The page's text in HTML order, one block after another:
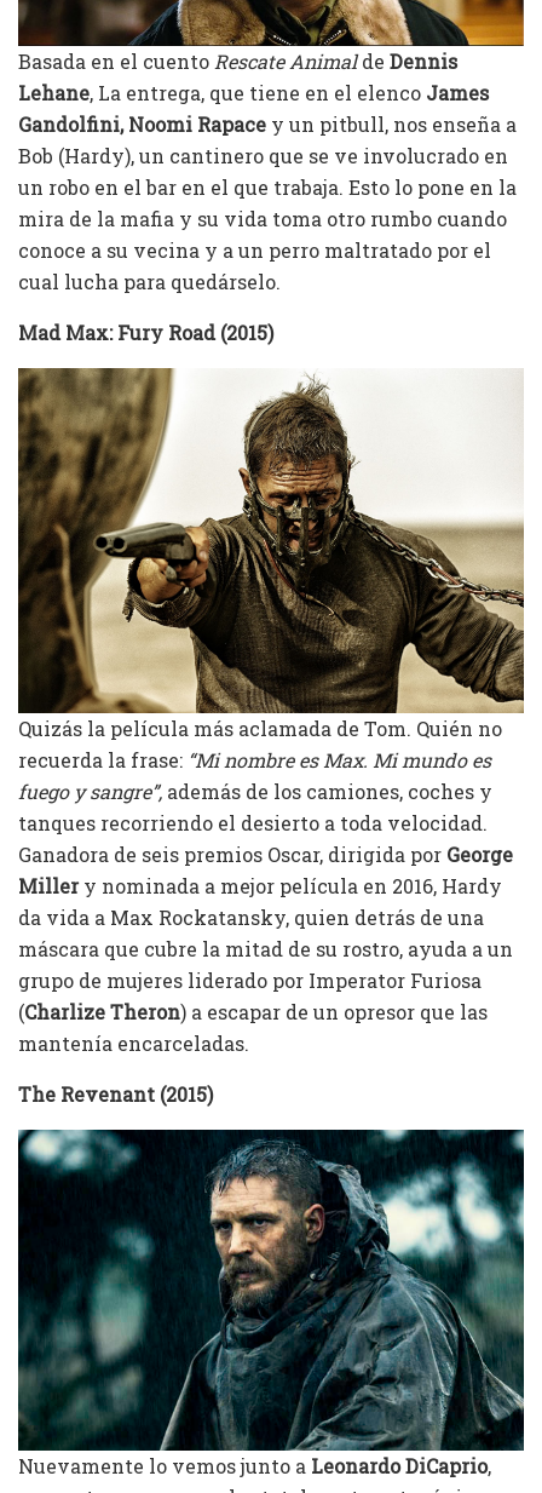
Basada en el cuento Rescate Animalde Dennis
Lehane, La entrega, que tiene en el elenco James
Gandolfini, Noomi Rapace y un pitbull, nos enseña a
Bob (Hardy), un cantinero que se ve involucrado en
un robo en el bar en el que trabaja. Esto lo pone en la
mira de la mafia y su vida toma otro rumbo cuando
conoce a su vecina y a un perro maltratado por el
cual lucha para quedárselo.
Mad Max: Fury Road (2015)
Quizás la película más aclamada de Tom. Quién no
recuerda la frase: “Mi nombre es Max. Mi mundo es
fuego y sangre”, además de los camiones, coches y
tanques recorriendo el desierto a toda velocidad.
Ganadora de seis premios Oscar, dirigida por George
Millery nominada a mejor película en 2016, Hardy
da vida a Max Rockatansky, quien detrás de una
máscara que cubre la mitad de su rostro, ayuda a un
grupo de mujeres liderado por Imperator Furiosa
(Charlize Theron) a escapar de un opresor que las
mantenía encarceladas.
The Revenant (2015)
Nuevamente lo vemos junto a Leonardo DiCaprio,